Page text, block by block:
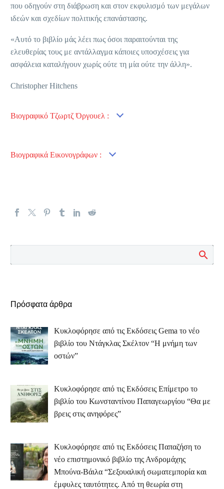
που οδηγούν στη διάβρωση και στον εκφυλισμό των μεγάλων
ιδεών και σχεδίων πολιτικής επανάστασης.
«Αυτό το βιβλίο μάς λέει πως όσοι παραιτούνται της
ελευθερίας τους με αντάλλαγμα κάποιες υποσχέσεις για
ασφάλεια καταλήγουν χωρίς ούτε τη μία ούτε την άλλη».
Christopher Hitchens
Bιογραφικό Τζωρτζ Όργουελ :
Bιογραφικά Εικονογράφων :
Πρόσφατα άρθρα
Κυκλοφόρησε από τις Εκδόσεις Gema το νέο
βιβλίο του Ντάγκλας Σκέλτον “Η μνήμη των
οστών”
Κυκλοφόρησε από τις Εκδόσεις Επίμετρο το
βιβλίο του Κωνσταντίνου Παπαγεωργίου “Θα με
βρεις στις ανηφόρες”
Κυκλοφόρησε από τις Εκδόσεις Παπαζήση το
νέο επιστημονικό βιβλίο της Ανδρομάχης
Μπούνα-Βάιλα “Σεξουαλική σωματεμπορία και
έμφυλες ταυτότητες. Από τη θεωρία στη